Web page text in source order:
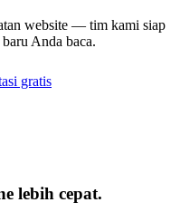
website — tim kami siap
Anda baca.
gratis
lebih cepat.